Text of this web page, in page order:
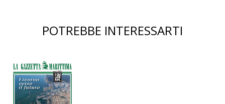
POTREBBE INTERESSARTI